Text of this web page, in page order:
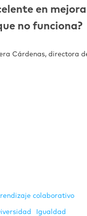
en
no funciona?
Cárdenas, directora
colaborativo
Igualdad